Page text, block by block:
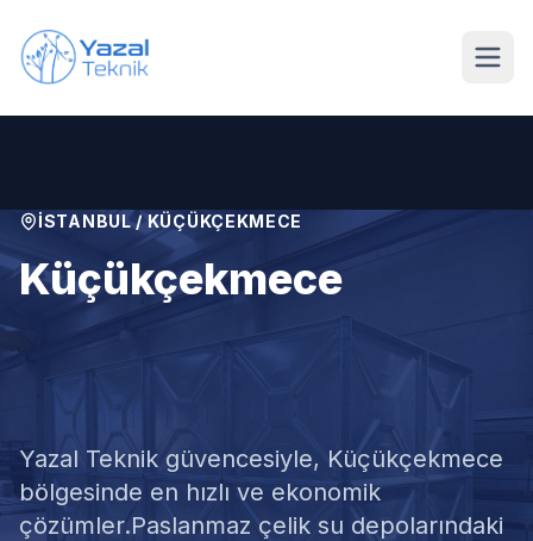
İSTANBUL/ KÜÇÜKÇEKMECE
Küçükçekmece
Paslanmaz Su Deposu
Tamiri
Yazal Teknik güvencesiyle, Küçükçekmece
bölgesinde en hızlı ve ekonomik
çözümler.Paslanmaz çelik su depolarındaki